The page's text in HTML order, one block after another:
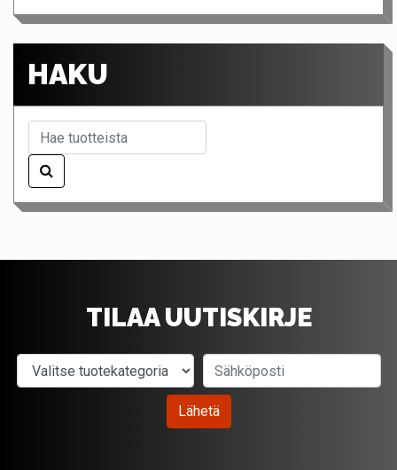
HAKU
TILAA UUTISKIRJE
Valitse tuotekategoria
Lähetä